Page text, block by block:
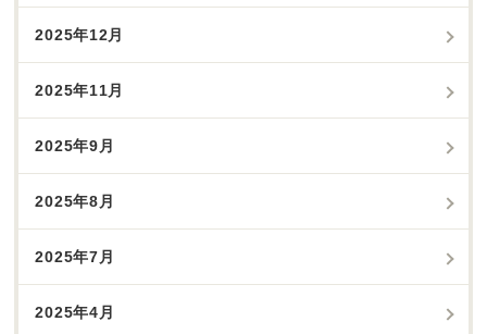
2025年12月
2025年11月
2025年9月
2025年8月
2025年7月
2025年4月